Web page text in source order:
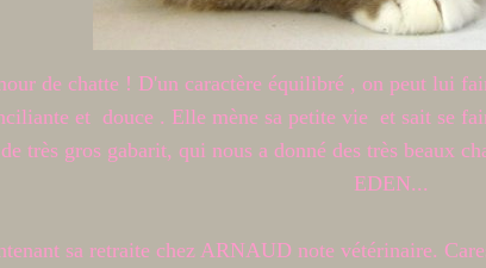
de chatte ! D'un caractère équilibré , on peut lui
et douce . Elle mène sa petite vie et sait se
très gros gabarit, qui nous a donné des très
EDEN...
sa retraite chez ARNAUD note vétérinaire.